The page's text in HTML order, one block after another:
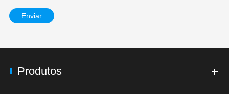
Enviar
Produtos